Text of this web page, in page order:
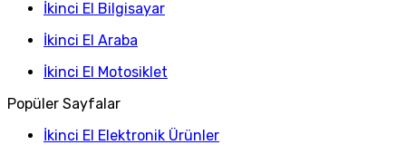
İkinci El Bilgisayar
İkinci El Araba
İkinci El Motosiklet
Popüler Sayfalar
İkinci El Elektronik Ürünler